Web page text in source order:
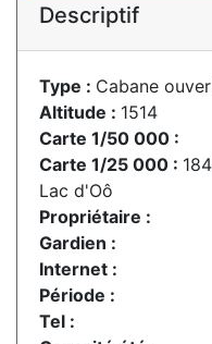
Descriptif
Type : Cabane
Altitude : 1514
Carte 1/50 000 :
Carte 1/25 000 :
Lac d'Oô
Propriétaire :
Gardien :
Internet :
Période :
Tel :